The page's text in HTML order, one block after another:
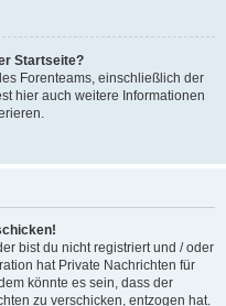
Startseite?
Forenteams, einschließlich der
hier auch weitere Informationen
bist du nicht registriert und / oder
hat Private Nachrichten für
könnte es sein, dass der
zu verschicken, entzogen hat.